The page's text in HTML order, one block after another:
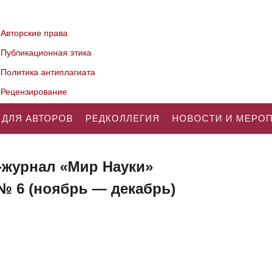
Авторские права
Публикационная этика
Политика антиплагиата
Рецензирование
АВТОРОВ РЕДКОЛЛЕГИЯ НОВОСТИ И
«Мир Науки»
6 (ноябрь — декабрь)